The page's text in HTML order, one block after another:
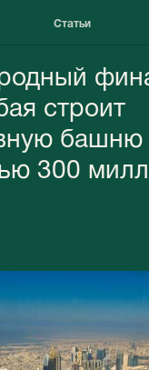
Статьи
строит
башню
300